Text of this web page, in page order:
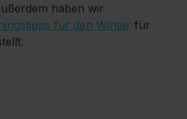
haben wir
für den Winter für